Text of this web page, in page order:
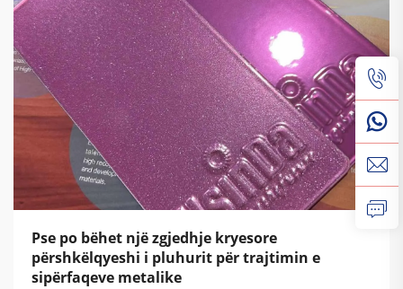
Pse po bëhet një zgjedhje kryesore
përshkëlqyeshi i pluhurit për trajtimin e
sipërfaqeve metalike